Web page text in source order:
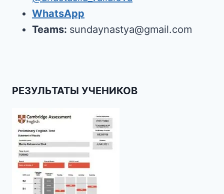
WhatsApp
Teams: sundaynastya@gmail.com
РЕЗУЛЬТАТЫ УЧЕНИКОВ